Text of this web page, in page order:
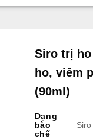
Siro trị ho
ho, viêm
(90ml)
Dạng
bào
chế
Siro